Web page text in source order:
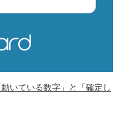
いている数字」と「確定し